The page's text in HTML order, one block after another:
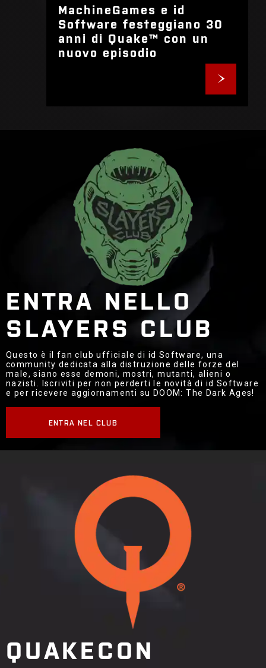
MachineGames e id
Software festeggiano 30
anni di Quake™ con un
nuovo episodio
ENTRA NELLO
SLAYERS CLUB
Questo è il fan club ufficiale di id Software, una
community dedicata alla distruzione delle forze del
male, siano esse demoni, mostri, mutanti, alieni o
nazisti. Iscriviti per non perderti le novità di id Software
e per ricevere aggiornamenti su DOOM: The Dark Ages!
ENTRA NEL CLUB
QUAKECON